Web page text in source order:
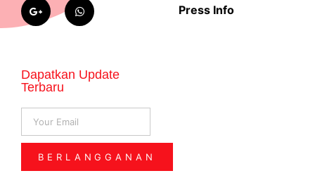
Press Info
Dapatkan Update
Terbaru
BERLANGGANAN